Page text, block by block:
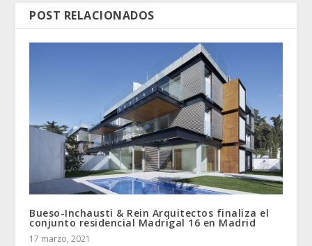
POST RELACIONADOS
Bueso-Inchausti & Rein Arquitectos finaliza el
conjunto residencial Madrigal 16 en Madrid
17 marzo, 2021